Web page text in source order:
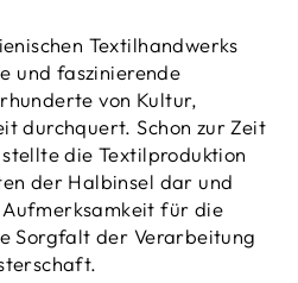
Textilhandwerks
und faszinierende
von Kultur,
durchquert. Schon zur Zeit
stellte die Textilproduktion
der Halbinsel dar und
für die
Sorgfalt der Verarbeitung